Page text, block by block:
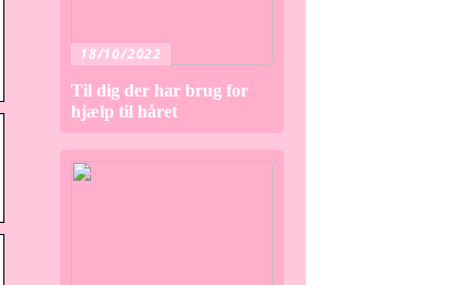
18/10/2022
Til dig der har brug for
hjælp til håret